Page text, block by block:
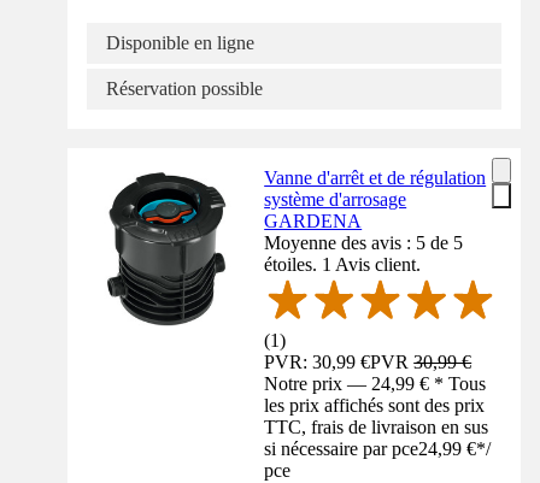
Disponible en ligne
Réservation possible
Vanne d'arrêt et de régulation
système d'arrosage
GARDENA
Moyenne des avis : 5 de 5
étoiles. 1 Avis client.
(1)
PVR: 30,99 €PVR30,99 €
Notre prix — 24,99 € * Tous
les prix affichés sont des prix
TTC, frais de livraison en sus
si nécessaire par pce24,99 €*/
pce